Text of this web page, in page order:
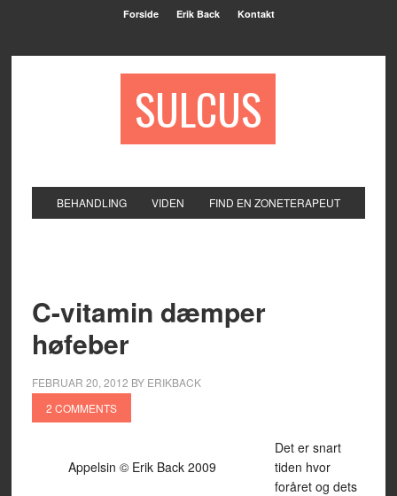
Forside Erik Back Kontakt
SULCUS
BEHANDLING VIDEN FIND EN ZONETERAPEUT
C-vitamin dæmper
høfeber
FEBRUAR 20, 2012 BY ERIKBACK
2 COMMENTS
Appelsin © Erik Back 2009
Det er snart
tiden hvor
foråret og dets